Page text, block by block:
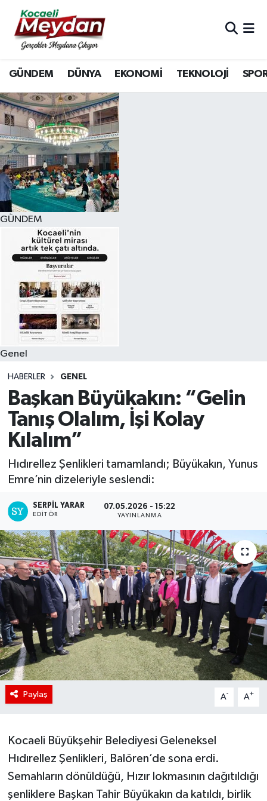
GÜNDEM DÜNYA EKONOMİ TEKNOLOJİ
GÜNDEM
Genel
HABERLER GENEL
Başkan Büyükakın: “Gelin
Tanış Olalım, İşi Kolay
Kılalım”
Hıdırellez Şenlikleri tamamlandı; Büyükakın, Yunus
Emre’nin dizeleriyle seslendi:
SERPİL YARAR
EDITÖR
07.05.2026 - 15:22
YAYINLANMA
Paylaş A- A+
Kocaeli Büyükşehir Belediyesi Geleneksel
Hıdırellez Şenlikleri, Balören’de sona erdi.
Semahların dönüldüğü, Hızır lokmasının dağıtıldığı
şenliklere Başkan Tahir Büyükakın da katıldı, birlik
Nöbetçi Eczaneler
Hava Durumu
Trafik Durumu
Süper Lig Puan Durumu ve Fikstür
Tüm Manşetler
Son Dakika Haberleri
Haber Arşivi